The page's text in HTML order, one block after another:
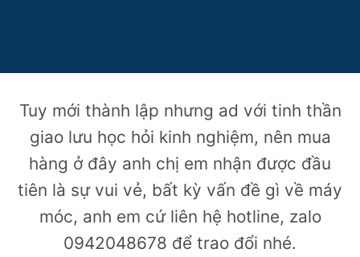
Tuy mới thành lập nhưng ad với tinh thần
giao lưu học hỏi kinh nghiệm, nên mua
hàng ở đây anh chị em nhận được đầu
tiên là sự vui vẻ, bất kỳ vấn đề gì về máy
móc, anh em cứ liên hệ hotline, zalo
0942048678 để trao đổi nhé.